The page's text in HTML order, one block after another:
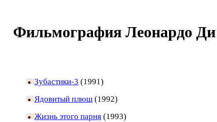
Фильмография Леонардо
Зубастики-3 (1991)
Ядовитый плющ (1992)
Жизнь этого парня (1993)